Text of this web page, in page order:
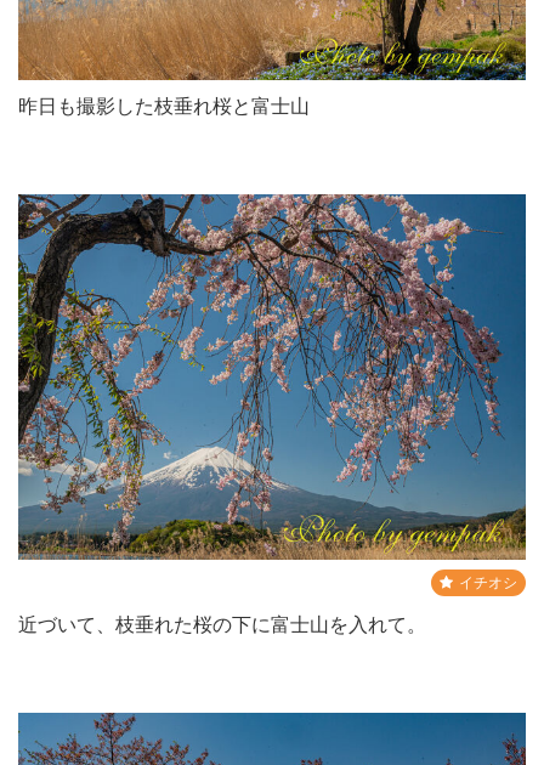
昨日も撮影した枝垂れ桜と富士山
イチオシ
近づいて、枝垂れた桜の下に富士山を入れて。